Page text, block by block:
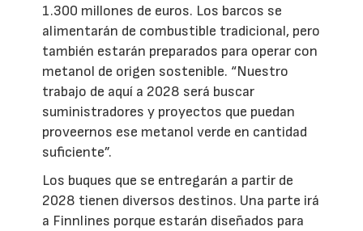
1.300 millones de euros. Los barcos se
alimentarán de combustible tradicional, pero
también estarán preparados para operar con
metanol de origen sostenible. “Nuestro
trabajo de aquí a 2028 será buscar
suministradores y proyectos que puedan
proveernos ese metanol verde en cantidad
suficiente”.
Los buques que se entregarán a partir de
2028 tienen diversos destinos. Una parte irá
a Finnlines porque estarán diseñados para